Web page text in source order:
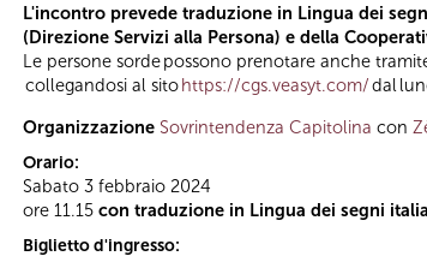
L'incontro prevede traduzione in Lingua dei
(Direzione Servizi alla Persona) e della
Le persone sorde possono prenotare anche
collegandosi al sitohttps://cgs.veasyt.com/dal
Organizzazione Sovrintendenza Capitolina con
Orario:
Sabato 3 febbraio 2024
ore 11.15 con traduzione in Lingua dei segni
Biglietto d'ingresso: